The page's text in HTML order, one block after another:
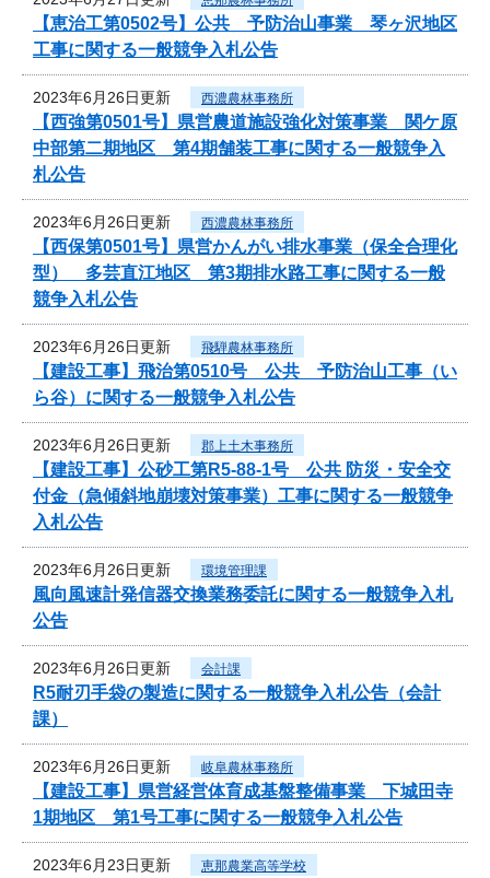
【恵治工第0502号】公共 予防治山事業 琴ヶ沢地区
工事に関する一般競争入札公告
2023年6月26日更新 西濃農林事務所
【西強第0501号】県営農道施設強化対策事業 関ケ原
中部第二期地区 第4期舗装工事に関する一般競争入
札公告
2023年6月26日更新 西濃農林事務所
【西保第0501号】県営かんがい排水事業（保全合理化
型） 多芸直江地区 第3期排水路工事に関する一般
競争入札公告
2023年6月26日更新 飛騨農林事務所
【建設工事】飛治第0510号 公共 予防治山工事（い
ら谷）に関する一般競争入札公告
2023年6月26日更新 郡上土木事務所
【建設工事】公砂工第R5-88-1号 公共 防災・安全交
付金（急傾斜地崩壊対策事業）工事に関する一般競争
入札公告
2023年6月26日更新 環境管理課
風向風速計発信器交換業務委託に関する一般競争入札
公告
2023年6月26日更新 会計課
R5耐刃手袋の製造に関する一般競争入札公告（会計
課）
2023年6月26日更新 岐阜農林事務所
【建設工事】県営経営体育成基盤整備事業 下城田寺
1期地区 第1号工事に関する一般競争入札公告
2023年6月23日更新 恵那農業高等学校